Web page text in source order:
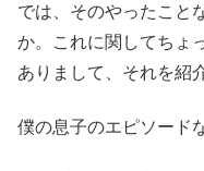
では、そのやったこと
か。これに関してちょ
ありまして、それを紹
僕の息子のエピソード